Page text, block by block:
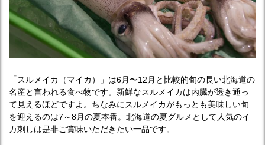
「スルメイカ（マイカ）」は6月〜12月と比較的旬の長い北海道の
名産と言われる食べ物です。新鮮なスルメイカは内臓が透き通っ
て見えるほどですよ。ちなみにスルメイカがもっとも美味しい旬
を迎えるのは7～8月の夏本番。北海道の夏グルメとして人気のイ
カ刺しは是非ご賞味いただきたい一品です。